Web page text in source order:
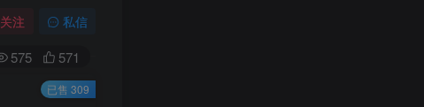
关注 私信
575 571
已售 309